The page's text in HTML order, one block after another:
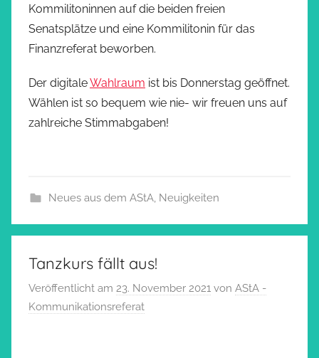
Kommilitoninnen auf die beiden freien
Senatsplätze und eine Kommilitonin für das
Finanzreferat beworben.
Der digitaleWahlraum ist bis Donnerstag geöffnet.
Wählen ist so bequem wie nie- wir freuen uns auf
zahlreiche Stimmabgaben!
Neues aus dem AStA, Neuigkeiten
Tanzkurs fällt aus!
Veröffentlicht am 23. November 2021 von AStA -
Kommunikationsreferat